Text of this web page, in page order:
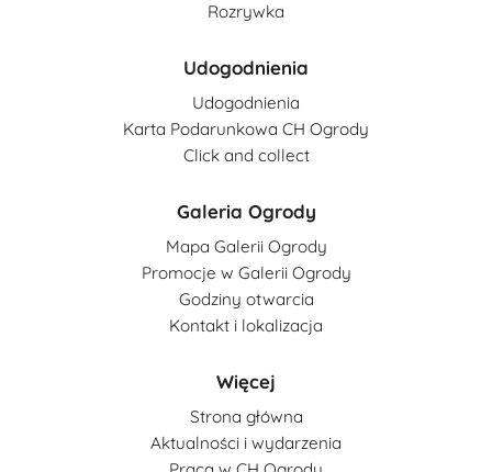
Rozrywka
Udogodnienia
Udogodnienia
Karta Podarunkowa CH Ogrody
Click and collect
Galeria Ogrody
Mapa Galerii Ogrody
Promocje w Galerii Ogrody
Godziny otwarcia
Kontakt i lokalizacja
Więcej
Strona główna
Aktualności i wydarzenia